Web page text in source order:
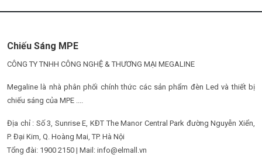
Chiếu Sáng MPE
CÔNG TY TNHH CÔNG NGHỆ & THƯƠNG MẠI MEGALINE
Megaline là nhà phân phối chính thức các sản phẩm đèn Led và thiết bị
chiếu sáng của MPE ....
Địa chỉ : Số 3, Sunrise E, KĐT The Manor Central Park đường Nguyễn Xiển,
P. Đại Kim, Q. Hoàng Mai, TP. Hà Nội
Tổng đài: 1900 2150 | Mail: info@elmall.vn